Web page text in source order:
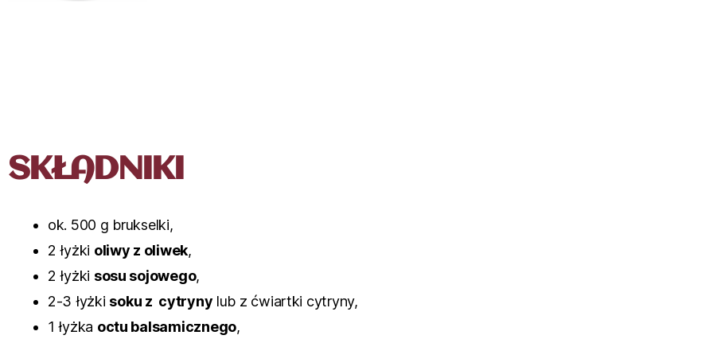
SKŁADNIKI
ok. 500 g brukselki,
2 łyżki oliwy z oliwek,
2 łyżki sosu sojowego,
2-3 łyżki soku z cytryny lub z ćwiartki cytryny,
1 łyżka octu balsamicznego,